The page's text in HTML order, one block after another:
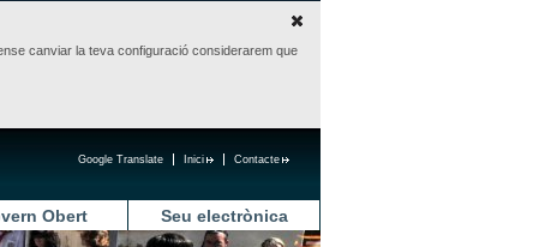
canviar la teva configuració considerarem que
Contacte
Inici
Google Translate
Obert Seu electrònica